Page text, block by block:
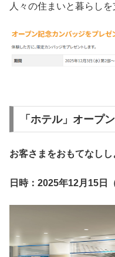
人々の住まいと暮らしを
「ホテル」オープン
お客さまをおもてなしし
日時：2025年12月15日